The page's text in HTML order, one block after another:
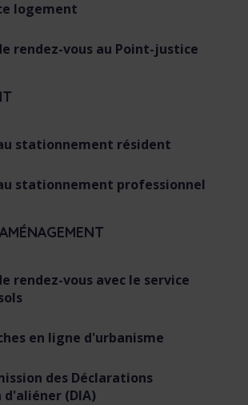
logement
rendez-vous au Point-justice
au stationnement résident
au stationnement professionnel
rendez-vous avec le service
en ligne d'urbanisme
des Déclarations
(DIA)